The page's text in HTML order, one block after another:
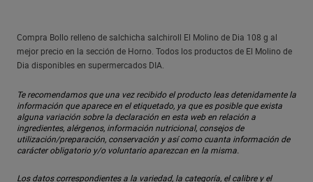
Compra Bollo relleno de salchicha salchiroll El Molino de Dia 108 g al
mejor precio en la sección de Horno. Todos los productos de El Molino de
Dia disponibles en supermercados DIA.
Te recomendamos que una vez recibido el producto leas detenidamente la
información que aparece en el etiquetado, ya que es posible que exista
alguna variación sobre la declaración en esta web en relación a
ingredientes, alérgenos, información nutricional, consejos de
utilización/preparación, conservación y así como cuanta información de
carácter obligatorio y/o voluntario aparezcan en la misma.
Los datos correspondientes a la variedad, la categoría, el calibre y el